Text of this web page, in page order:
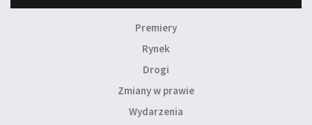
Premiery
Rynek
Drogi
Zmiany w prawie
Wydarzenia